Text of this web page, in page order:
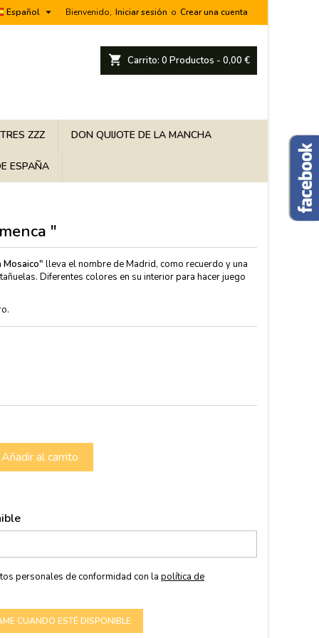
Bienvenido, Iniciar sesión o Crear una cuenta
Español 
shopping_cart Carrito: 0 Productos - 0,00 €
ZZZ DON QUIJOTE DE LA MANCHA
ESPAÑA
"
Mosaico" lleva el nombre de Madrid, como recuerdo y una
Diferentes colores en su interior para hacer juego
Añadir al carrito
personales de conformidad con la política de
CUANDO ESTÉ DISPONIBLE